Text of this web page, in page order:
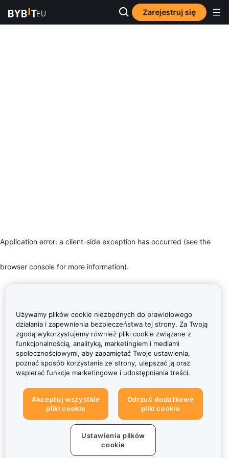
Zarejestruj się
Application error: a client-side exception has occurred (see the
browser console for more information).
Używamy plików cookie niezbędnych do prawidłowego
działania i zapewnienia bezpieczeństwa tej strony. Za Twoją
zgodą wykorzystujemy również pliki cookie związane z
funkcjonalnością, analityką, marketingiem i mediami
społecznościowymi, aby zapamiętać Twoje ustawienia,
poznać sposób korzystania ze strony, ulepszać ją oraz
wspierać funkcje marketingowe i udostępniania treści.
Akceptuj wszystkie
pliki cookie
Odrzuć dodatkowe
pliki cookie
Ustawienia plików
cookie